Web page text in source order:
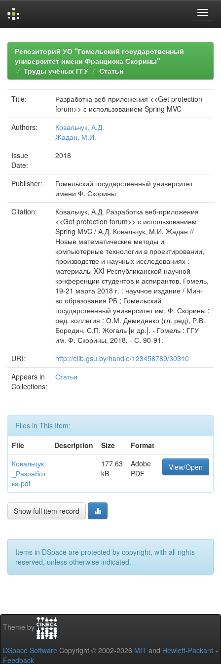
navigationРепозиторий УО "Гомельский государственный
университет имени Франциска Скорины"
Труды учёных ГГУ
Статьи
Title:
Разработка веб-приложения <<Get protection
forum>> с использованием Spring MVC
Authors:
Ковальчук, А.Д.
Жадан, М.И.
Issue
Date:
2018
Publisher:
Гомельский государственный университет
имени Ф. Скорины
Citation:
Ковальчук, А.Д. Разработка веб-приложения
<<Get protection forum>> с использованием
Spring MVC / А.Д. Ковальчук, М.И. Жадан //
Новые математические методы и
компьютерные технологии в проектировании,
производстве и научных исследованиях :
материалы XXI Республиканской научной
конференции студентов и аспирантов, Гомель,
19-21 марта 2018 г. : научное издание / Мин-
во образования РБ ; Гомельский
государственный университет им. Ф. Скорины ;
ред. коллегия : О.М. Демиденко (гл. ред), Р.В.
Бородич, С.П. Жогаль [и др.]. - Гомель : ГГУ
им. Ф. Скорины, 2018. - С. 90-91.
URI:
http://elib.gsu.by/handle/123456789/30310
Appears in
Collections:
Статьи
Files in This Item:
File
Description Size
Format
Ковальчук
_Разработ
ка.pdf
177.63
kB
Adobe
PDF
View/Open
Show full item record
Items in DSpace are protected by copyright, with all rights
reserved, unless otherwise indicated.
Theme by
DSpace Software Copyright © 2002-2026 MIT and Hewlett-Packard -
Feedback